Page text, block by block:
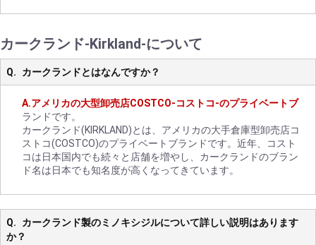
カークランド-Kirkland-について
カークランドとはなんですか？
アメリカの大型卸売店COSTCO-コストコ-のプライベートブ
ランドです。
カークランド(KIRKLAND)とは、アメリカの大手倉庫型卸売店コ
ストコ(COSTCO)のプライベートブランドです。近年、コスト
コは日本国内でも続々と店舗を増やし、カークランドのブラン
ド名は日本でも知名度が高くなってきています。
カークランド製のミノキシジルについて詳しい説明はあります
か？